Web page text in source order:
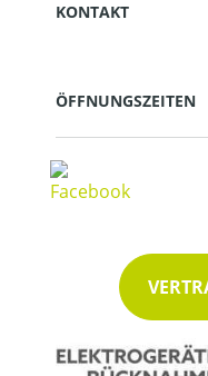
KONTAKT
ÖFFNUNGSZEITEN